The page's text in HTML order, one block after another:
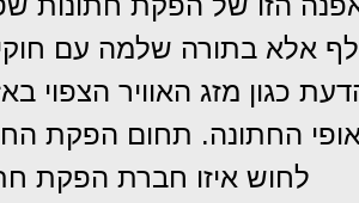
אלא בתורה שלמה עם
כגון מזג האוויר הצפוי
החתונה. תחום הפקת
לחוש איזו חברת הפקת